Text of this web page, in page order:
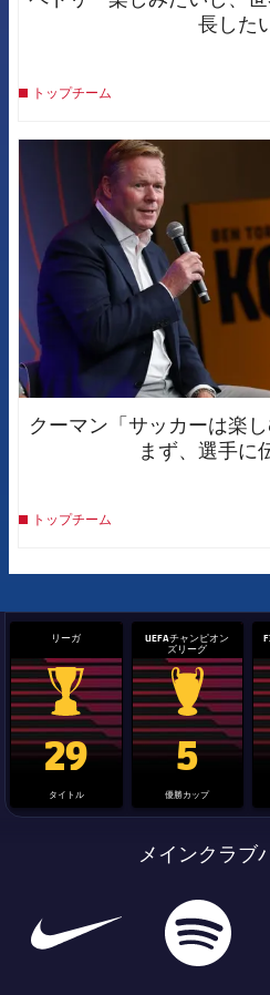
長した
トップチーム
クーマン「サッカーは楽
まず、選手に
トップチーム
リーガ
La Liga trophy
29
タイトル
UEFAチャンピオン
ズリーグ
Champions
5
優勝カップ
メインクラブ